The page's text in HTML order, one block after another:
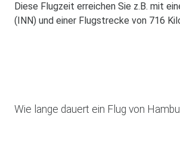
Diese Flugzeit erreichen Sie z.B. mit
(INN) und einer Flugstrecke von 716
Wie lange dauert ein Flug von